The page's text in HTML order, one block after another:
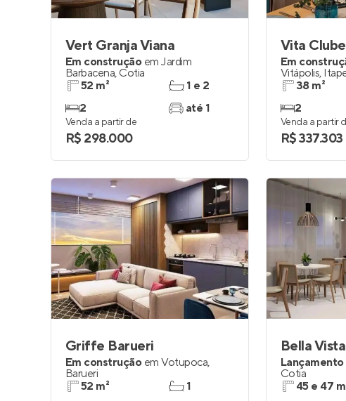
Vert Granja Viana
Em construção em Jardim
Barbacena, Cotia
52 m²
2
1 e 2
até 1
Venda a partir de
R$ 298.000
Vita
Em
Vitápolis,
38 m²
2
Venda a partir
R$ 337.303
Griffe Barueri
Em construção em Votupoca,
Barueri
52 m²
1
Bella
Lançamento
Cotia
45 e 47